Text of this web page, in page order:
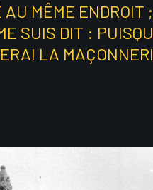
MÊME ENDROIT
SUIS DIT :
LA